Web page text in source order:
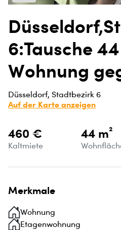
6:Tausche
Wohnung
Düsseldorf, Stadtbezirk 6
Auf der Karte anzeigen
460 €
Kaltmiete
44 m²
Merkmale
Wohnung
Etagenwohnung